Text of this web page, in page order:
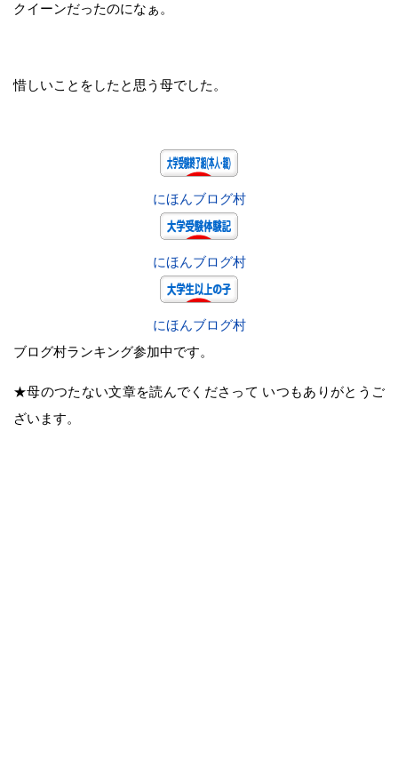
クイーンだったのになぁ。
惜しいことをしたと思う母でした。
にほんブログ村
にほんブログ村
にほんブログ村
ブログ村ランキング参加中です。
★母のつたない文章を読んでくださって いつもありがとうご
ざいます。